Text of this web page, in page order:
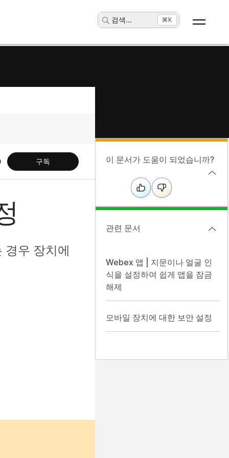
검색... ⌘K
구독
우 장치에
이 문서가 도움이 되었습니까?
관련 문서
Webex 앱 | 지문이나 얼굴 인
식을 설정하여 쉽게 앱을 잠금
해제
모바일 장치에 대한 보안 설정